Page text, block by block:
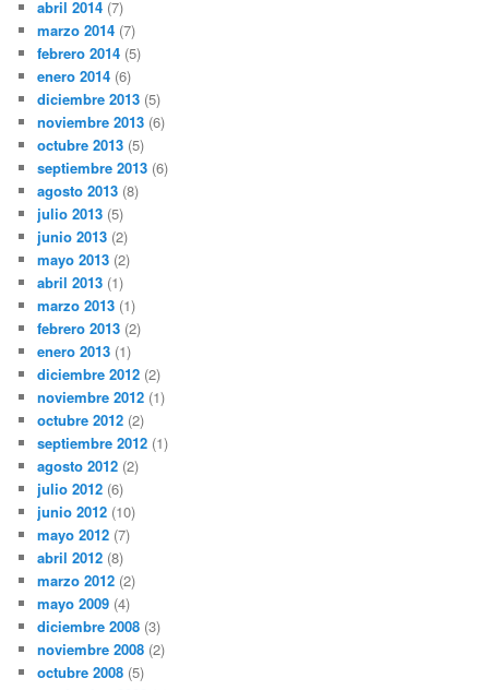
abril 2014 (7)
marzo 2014 (7)
febrero 2014 (5)
enero 2014 (6)
diciembre 2013 (5)
noviembre 2013 (6)
octubre 2013 (5)
septiembre 2013 (6)
agosto 2013 (8)
julio 2013 (5)
junio 2013 (2)
mayo 2013 (2)
abril 2013 (1)
marzo 2013 (1)
febrero 2013 (2)
enero 2013 (1)
diciembre 2012 (2)
noviembre 2012 (1)
octubre 2012 (2)
septiembre 2012 (1)
agosto 2012 (2)
julio 2012 (6)
junio 2012 (10)
mayo 2012 (7)
abril 2012 (8)
marzo 2012 (2)
mayo 2009 (4)
diciembre 2008 (3)
noviembre 2008 (2)
octubre 2008 (5)